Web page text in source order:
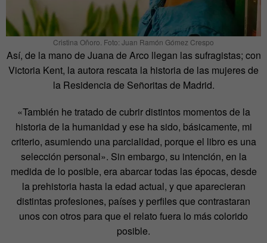
Cristina Oñoro. Foto: Juan Ramón Gómez Crespo
Así, de la mano de Juana de Arco llegan las sufragistas; con
Victoria Kent, la autora rescata la historia de las mujeres de
la Residencia de Señoritas de Madrid.
«También he tratado de cubrir distintos momentos de la
historia de la humanidad y ese ha sido, básicamente, mi
criterio, asumiendo una parcialidad, porque el libro es una
selección personal». Sin embargo, su intención, en la
medida de lo posible, era abarcar todas las épocas, desde
la prehistoria hasta la edad actual, y que aparecieran
distintas profesiones, países y perfiles que contrastaran
unos con otros para que el relato fuera lo más colorido
posible.